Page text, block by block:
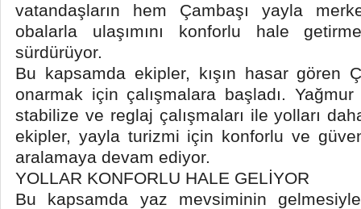
vatandaşların hem Çambaşı yayla
obalarla ulaşımını konforlu hale
sürdürüyor.
Bu kapsamda ekipler, kışın hasar gören
onarmak için çalışmalara başladı.
stabilize ve reglaj çalışmaları ile yolları
ekipler, yayla turizmi için konforlu ve
aralamaya devam ediyor.
YOLLAR KONFORLU HALE GELİYOR
Bu kapsamda yaz mevsiminin